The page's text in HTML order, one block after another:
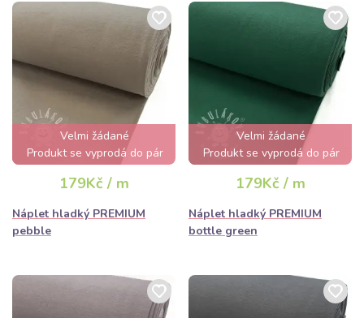
Velmi žádané
Produkt se vyprodá do pár
hodin
179Kč / m
Náplet hladký PREMIUM
pebble
Velmi žádané
Produkt se vyprodá do pár
hodin
179Kč / m
Náplet hladký PREMIUM
bottle green